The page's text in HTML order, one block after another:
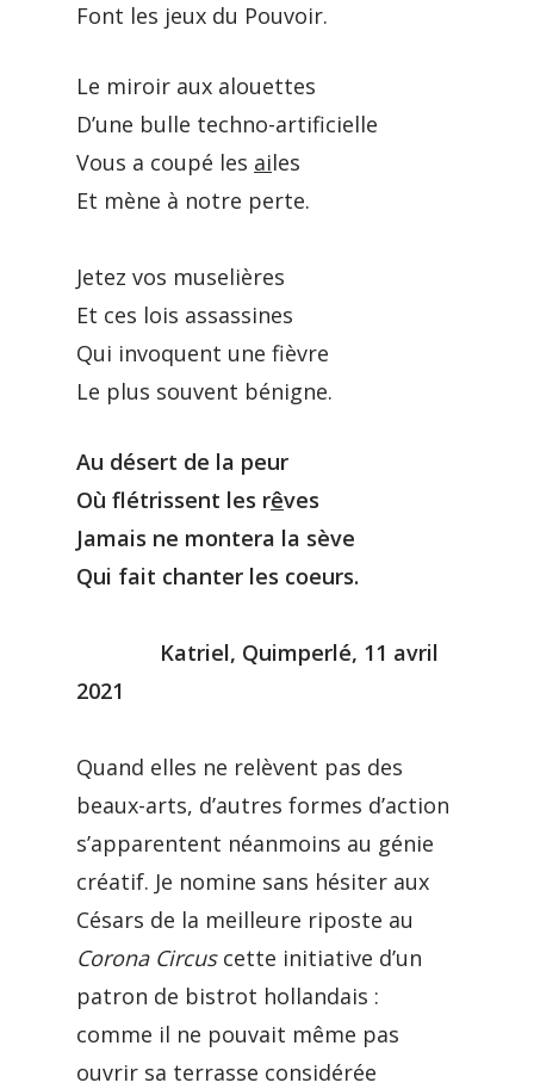
Font les jeux du Pouvoir.
Le miroir aux alouettes
D’une bulle techno-artificielle
Vous a coupé les ailes
Et mène à notre perte.
Jetez vos muselières
Et ces lois assassines
Qui invoquent une fièvre
Le plus souvent bénigne.
Au désert de la peur
Où flétrissent les rêves
Jamais ne montera la sève
Qui fait chanter les coeurs.
Katriel, Quimperlé, 11 avril
2021
Quand elles ne relèvent pas des
beaux-arts, d’autres formes d’action
s’apparentent néanmoins au génie
créatif. Je nomine sans hésiter aux
Césars de la meilleure riposte au
Corona Circuscette initiative d’un
patron de bistrot hollandais :
comme il ne pouvait même pas
ouvrir sa terrasse considérée